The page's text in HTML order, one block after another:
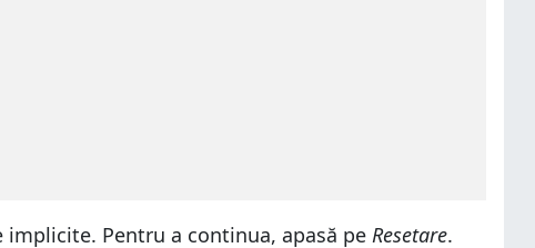
Pentru a continua, apasă pe Resetare.